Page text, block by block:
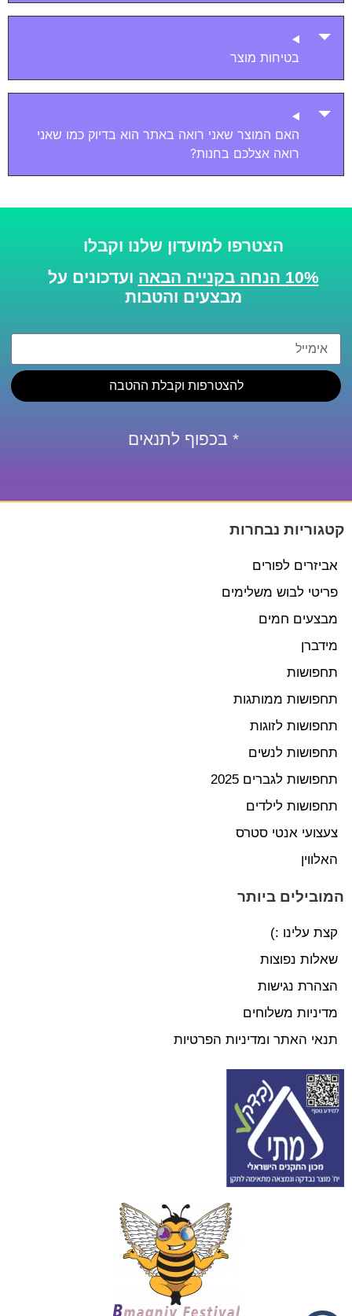
בטיחות מוצר
האם המוצר שאני רואה באתר הוא בדיוק כמו שאני
רואה אצלכם בחנות?
הצטרפו למועדון שלנו וקבלו
10% הנחה בקנייה הבאה
ועדכונים על
מבצעים והטבות
להצטרפות וקבלת ההטבה
* בכפוף לתנאים
קטגוריות נבחרות
אביזרים לפורים
פריטי לבוש משלימים
מבצעים חמים
מידברן
תחפושות
תחפושות ממותגות
תחפושות לזוגות
תחפושות לנשים
תחפושות לגברים 2025
תחפושות לילדים
צעצועי אנטי סטרס
האלווין
המובילים ביותר
קצת עלינו :)
שאלות נפוצות
הצהרת נגישות
מדיניות משלוחים
תנאי האתר ומדיניות הפרטיות